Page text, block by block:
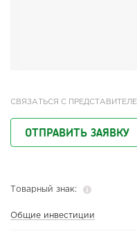
СВЯЗАТЬСЯ С
ОТПРАВИТЬ ЗАЯВКУ
Товарный знак:
Общие инвестиции